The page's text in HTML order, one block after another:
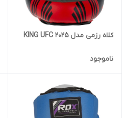
کلاه رزمی مدل KING UFC 2025
ناموجود